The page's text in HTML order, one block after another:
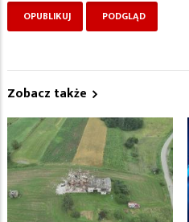
Zobacz także